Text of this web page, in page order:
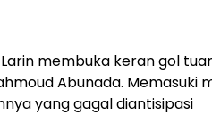
membuka keran gol
Abunada. Memasuki
yang gagal diantisipasi